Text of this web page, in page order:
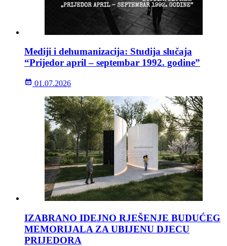
Mediji i dehumanizacija: Studija slučaja
“Prijedor april – septembar 1992. godine”
01.07.2026
IZABRANO IDEJNO RJEŠENJE BUDUĆEG
MEMORIJALA ZA UBIJENU DJECU
PRIJEDORA